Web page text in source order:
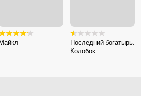
Майкл
Последний богатырь.
Колобок